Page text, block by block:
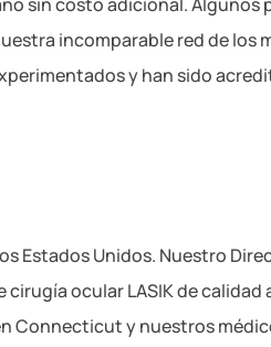
incomparable red de los
y han sido
Estados Unidos. Nuestro
ocular LASIK de calidad
Connecticut y nuestros